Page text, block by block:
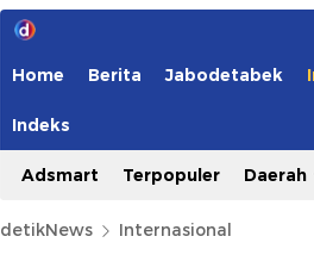
Home Berita Jabodetabek
Indeks
Adsmart Terpopuler Daerah
detikNews Internasional